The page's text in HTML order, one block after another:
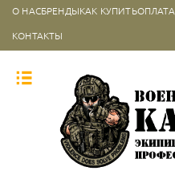
О НАСБРЕНДЫКАК КУПИТЬОПЛАТА
КОНТАКТЫ